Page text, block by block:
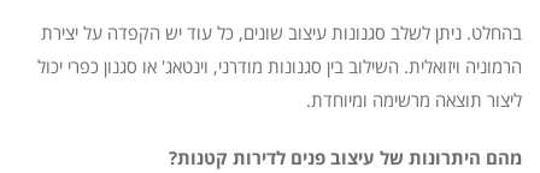
בהחלט. ניתן לשלב סגנונות עיצוב שונים, כל עוד יש הקפדה על יצירת
הרמוניה ויזואלית. השילוב בין סגנונות מודרני, וינטאג' או סגנון כפרי יכול
ליצור תוצאה מרשימה ומיוחדת.
מהם היתרונות של עיצוב פנים לדירות קטנות?